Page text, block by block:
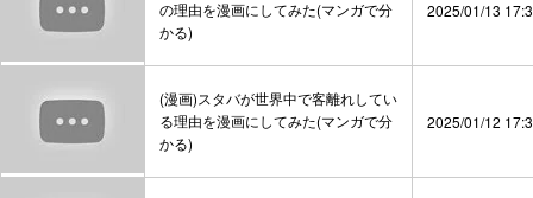
の理由を漫画にしてみた(マンガで分
かる)
2025/01/13
(漫画)スタバが世界中で客離れしてい
る理由を漫画にしてみた(マンガで分
かる)
2025/01/12